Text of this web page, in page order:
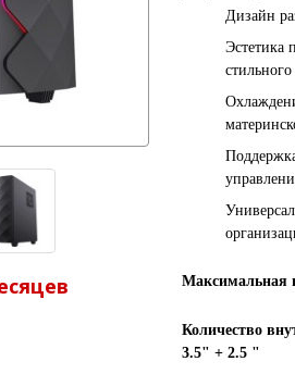
Дизайн
Эстетика
Максимальная
Количество
3.5" + 2.5 "